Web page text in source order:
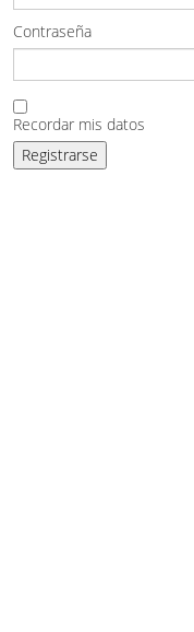
Contraseña
Recordar mis datos
Registrarse